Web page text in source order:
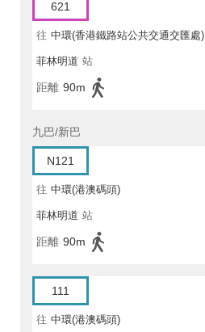
621
往 中環(香港鐵路站公共交通交匯處)
菲林明道 站
距離 90m
九巴/新巴
N121
往 中環(港澳碼頭)
菲林明道 站
距離 90m
111
往 中環(港澳碼頭)